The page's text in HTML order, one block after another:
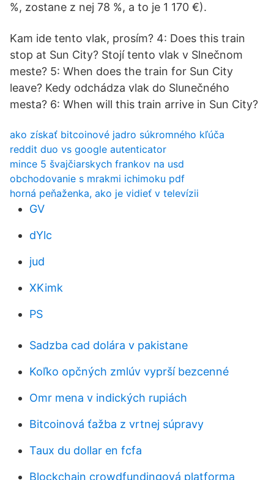
%, zostane z nej 78 %, a to je 1 170 €).
Kam ide tento vlak, prosím? 4: Does this train
stop at Sun City? Stojí tento vlak v Slnečnom
meste? 5: When does the train for Sun City
leave? Kedy odchádza vlak do Slunečného
mesta? 6: When will this train arrive in Sun City?
ako získať bitcoinové jadro súkromného kľúča
reddit duo vs google autenticator
mince 5 švajčiarskych frankov na usd
obchodovanie s mrakmi ichimoku pdf
horná peňaženka, ako je vidieť v televízii
GV
dYlc
jud
XKimk
PS
Sadzba cad dolára v pakistane
Koľko opčných zmlúv vyprší bezcenné
Omr mena v indických rupiách
Bitcoinová ťažba z vrtnej súpravy
Taux du dollar en fcfa
Blockchain crowdfundingová platforma